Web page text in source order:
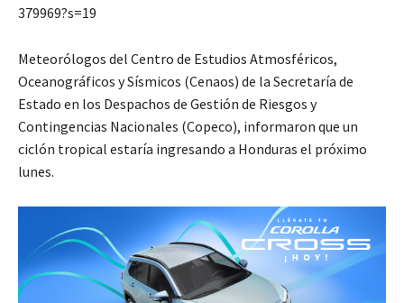
379969?s=19
Meteorólogos del Centro de Estudios Atmosféricos,
Oceanográficos y Sísmicos (Cenaos) de la Secretaría de
Estado en los Despachos de Gestión de Riesgos y
Contingencias Nacionales (Copeco), informaron que un
ciclón tropical estaría ingresando a Honduras el próximo
lunes.